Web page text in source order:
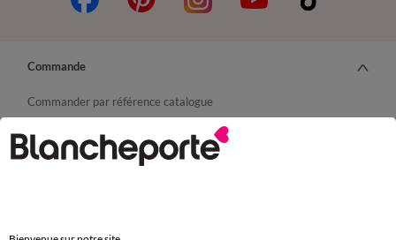
Commande
Commander par référence catalogue
Retours gratuits en Point Relais®